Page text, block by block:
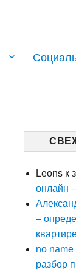
Leons к
онлайн
–
no name
разбор